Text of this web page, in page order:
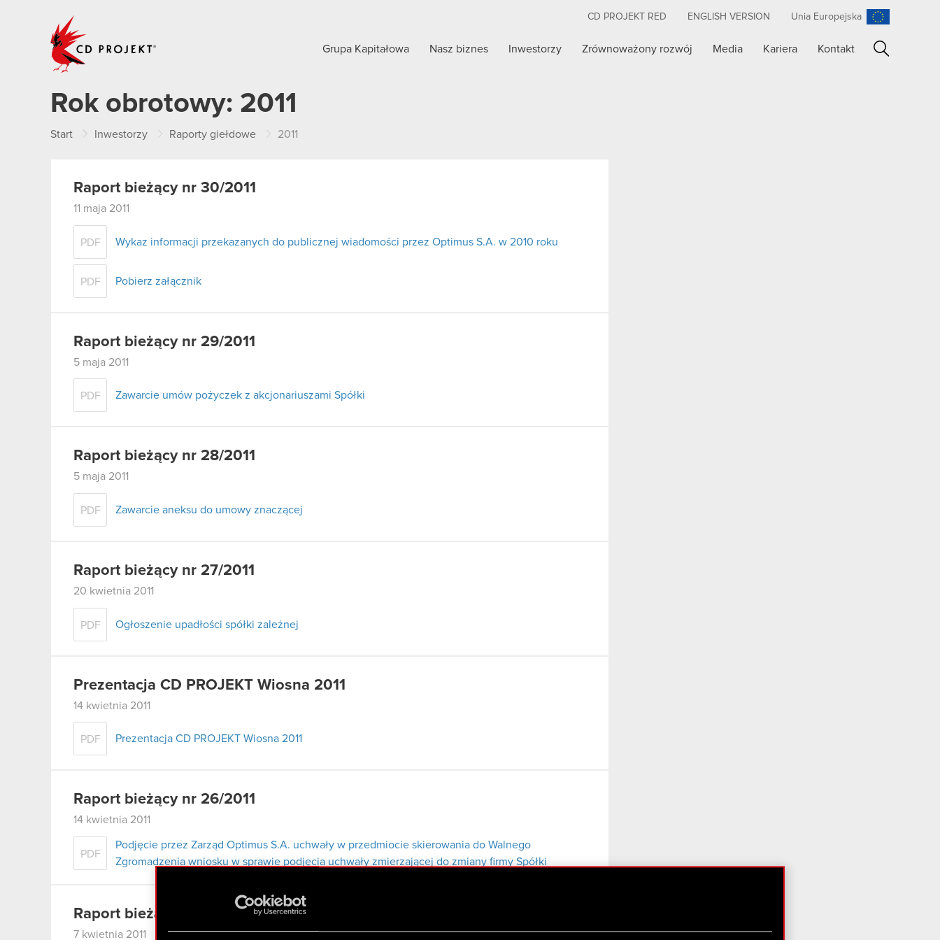
CD PROJEKT RED ENGLISH VERSION Unia Europejska
Grupa Kapitałowa Nasz biznes Inwestorzy Zrównoważony rozwój Media Kariera Kontakt
Rok obrotowy: 2011
Start Inwestorzy Raporty giełdowe 2011
Raport bieżący nr 30/2011
11 maja 2011
PDF Wykaz informacji przekazanych do publicznej wiadomości przez Optimus S.A. w 2010 roku
PDF Pobierz załącznik
Raport bieżący nr 29/2011
5 maja 2011
PDF Zawarcie umów pożyczek z akcjonariuszami Spółki
Raport bieżący nr 28/2011
5 maja 2011
PDF Zawarcie aneksu do umowy znaczącej
Raport bieżący nr 27/2011
20 kwietnia 2011
PDF Ogłoszenie upadłości spółki zależnej
Prezentacja CD PROJEKT Wiosna 2011
14 kwietnia 2011
PDF Prezentacja CD PROJEKT Wiosna 2011
Raport bieżący nr 26/2011
14 kwietnia 2011
PDF
Podjęcie przez Zarząd Optimus S.A. uchwały w przedmiocie skierowania do Walnego
Zgromadzenia wniosku w sprawie podjęcia uchwały zmierzającej do zmiany firmy Spółki
Raport bieżący nr 5/2011 – korekta
7 kwietnia 2011